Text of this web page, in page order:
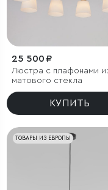
25 500 ₽
Люстра с плафонами
матового стекла
КУПИТЬ
ТОВАРЫ ИЗ ЕВРОПЫ